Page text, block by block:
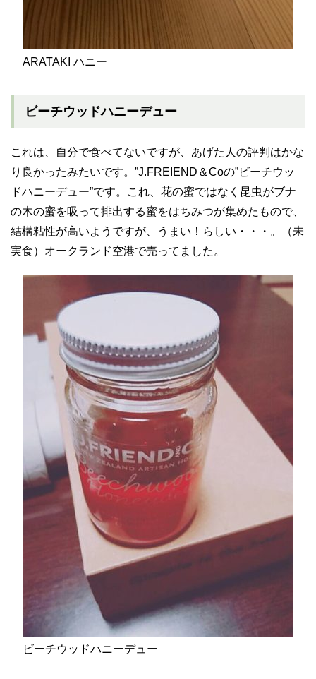
ARATAKI ハニー
ビーチウッドハニーデュー
これは、自分で食べてないですが、あげた人の評判はかな
り良かったみたいです。”J.FREIEND＆Coの”ビーチウッ
ドハニーデュー”です。これ、花の蜜ではなく昆虫がブナ
の木の蜜を吸って排出する蜜をはちみつが集めたもので、
結構粘性が高いようですが、うまい！らしい・・・。（未
実食）オークランド空港で売ってました。
ビーチウッドハニーデュー